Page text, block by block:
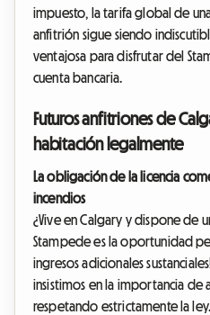
impuesto, la tarifa global de
anfitrión sigue siendo
ventajosa para disfrutar del
cuenta bancaria.
Futuros anfitriones de
habitación legalmente
La obligación de la licencia
incendios
¿Vive en Calgary y dispone de
Stampede es la oportunidad
ingresos adicionales
insistimos en la importancia de
respetando estrictamente la ley.